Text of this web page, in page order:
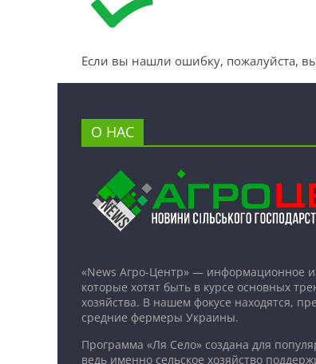
Если вы нашли ошибку, пожалуйста,
О НАС
«News Агро-Центр» — информационное
которые хотят быть в курсе основных
хозяйства. В нашем фокусе находятся,
средние фермеры Украины.
Программа «Ля Село» создана для
ведь именно сельское хозяйство